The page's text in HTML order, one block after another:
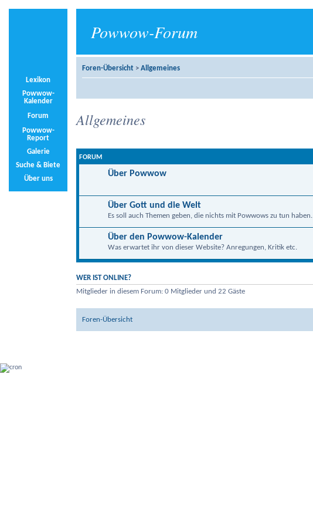
Powwow-Forum
Lexikon
Powwow-
Kalender
Forum
Powwow-
Report
Galerie
Suche & Biete
Über uns
Foren-Übersicht > Allgemeines
Allgemeines
FORUM
Über Powwow
Über Gott und die Welt
Es soll auch Themen geben, die nichts mit Powwows zu tun haben.
Über den Powwow-Kalender
Was erwartet ihr von dieser Website? Anregungen, Kritik etc.
WER IST ONLINE?
Mitglieder in diesem Forum: 0 Mitglieder und 22 Gäste
Foren-Übersicht